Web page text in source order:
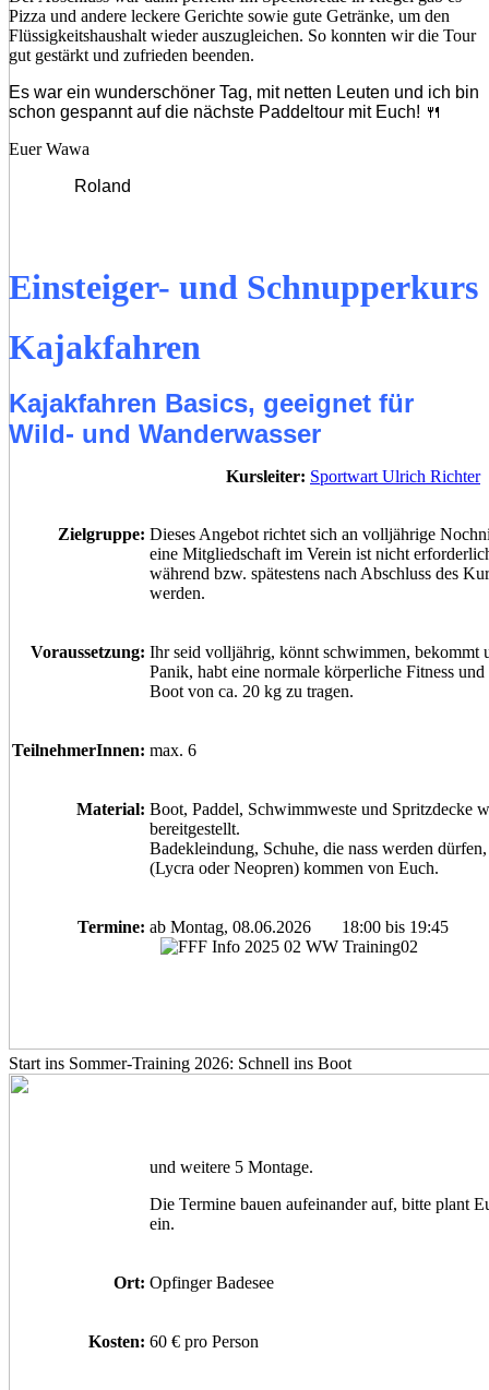
Start ins Sommer-Training 2026: Schnell ins Boot
Pizza und andere leckere Gerichte sowie gute Getränke, um den
Flüssigkeitshaushalt wieder auszugleichen. So konnten wir die Tour
gut gestärkt und zufrieden beenden.
Es war ein wunderschöner Tag, mit netten Leuten und ich bin
schon gespannt auf die nächste Paddeltour mit Euch! 🍴
Euer Wawa
Roland
Einsteiger- und Schnupperkurs
Kajakfahren
Kajakfahren Basics, geeignet für
Wild- und Wanderwasser
Kursleiter: Sportwart Ulrich Richter
Zielgruppe: Dieses Angebot richtet sich an volljährige
eine Mitgliedschaft im Verein ist nicht
während bzw. spätestens nach Abschluss des
werden.
Voraussetzung: Ihr seid volljährig, könnt schwimmen, bekommt
Panik, habt eine normale körperliche Fitness
Boot von ca. 20 kg zu tragen.
TeilnehmerInnen: max. 6
Material: Boot, Paddel, Schwimmweste und Spritzdecke
bereitgestellt.
Badekleindung, Schuhe, die nass werden
(Lycra oder Neopren) kommen von Euch.
Termine: ab Montag, 08.06.2026 18:00 bis 19:45
und weitere 5 Montage.
Die Termine bauen aufeinander auf, bitte plant
ein.
Ort: Opfinger Badesee
Kosten: 60 € pro Person